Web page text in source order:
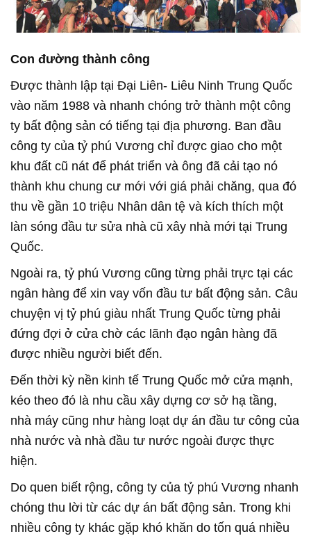
Con đường thành công
Được thành lập tại Đại Liên- Liêu Ninh Trung Quốc
vào năm 1988 và nhanh chóng trở thành một công
ty bất động sản có tiếng tại địa phương. Ban đầu
công ty của tỷ phú Vương chỉ được giao cho một
khu đất cũ nát để phát triển và ông đã cải tạo nó
thành khu chung cư mới với giá phải chăng, qua đó
thu về gần 10 triệu Nhân dân tệ và kích thích một
làn sóng đầu tư sửa nhà cũ xây nhà mới tại Trung
Quốc.
Ngoài ra, tỷ phú Vương cũng từng phải trực tại các
ngân hàng để xin vay vốn đầu tư bất động sản. Câu
chuyện vị tỷ phú giàu nhất Trung Quốc từng phải
đứng đợi ở cửa chờ các lãnh đạo ngân hàng đã
được nhiều người biết đến.
Đến thời kỳ nền kinh tế Trung Quốc mở cửa mạnh,
kéo theo đó là nhu cầu xây dựng cơ sở hạ tầng,
nhà máy cũng như hàng loạt dự án đầu tư công của
nhà nước và nhà đầu tư nước ngoài được thực
hiện.
Do quen biết rộng, công ty của tỷ phú Vương nhanh
chóng thu lời từ các dự án bất động sản. Trong khi
nhiều công ty khác gặp khó khăn do tốn quá nhiều